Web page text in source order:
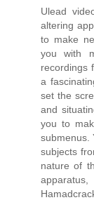
Ulead
altering
to make
you with
recordings
a
set the
and
you to
submenus.
subjects
nature of